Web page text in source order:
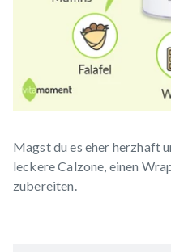
Magst du es eher herzhaft
leckere Calzone, einen
zubereiten.